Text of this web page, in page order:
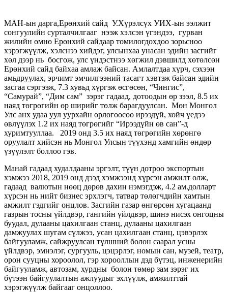
МАН-ын дарга,Ерөнхий сайд У.Хүрэлсүх УИХ-ын ээлжит
сонгуулийн сурталчилгааг нээж хэлсэн үгэндээ, гурван
жилийн өмнө Ерөнхий сайдаар томилогдохдоо зорьсноо
хэрэгжүүлж, хэлснээ хийдэг, улсынхаа унасан эдийн засгийг
хөл дээр нь босгож, улс үндэстнээ хөгжил дэвшилд хөтөлсөн
Ерөнхий сайд байхаа амлаж байсан. Амлалтдаа хүрч, сэхээн
амьдруулах, эрчимт эмчилгээний тасагт хэвтэж байсан эдийн
засгаа сэргээж, 7.3 хувьд хүргэж өсгөсөн, “Чингис”,
“Самурай”, “Дим сам” зэрэг гадаад, дотоодын өр зээл, 8.5 их
наяд төгрөгийн өр ширийг төлж барагдуулсан. Мөн Монгол
Улс анх удаа уул уурхайн орлогоосоо ирээдүй, хойч үедээ
өвлүүлэх 1.2 их наяд төгрөгийг “Ирээдүйн өв сан”-д
хуримтууллаа. 2019 онд 3.5 их наяд төгрөгийн хөрөнгө
оруулалт хийсэн нь Монгол Улсын түүхэнд хамгийн өндөр
үзүүлэлт боллоо гэв.
Манай гадаад худалдааны эргэлт, түүн дотроо экспортын
хэмжээ 2018, 2019 онд дээд хэмжээнд хүрсэн амжилт олж,
гадаад валютын нөөц дөрөв дахин нэмэгдэж, 4.2 ам.долларт
хүрсэн нь нийт бизнес эрхлэгч, татвар төлөгчдийн хамтын
амжилт гэдгийг онцлов. Засгийн газар өнгөрсөн хугацаанд
газрын тосны үйлдвэр, гангийн үйлдвэр, шинэ нисэх онгоцны
буудал, дулааны цахилгаан станц, дулааны цахилгаан
дамжуулах шугам сүлжээ, усан цахилгаан станц, цэвэрлэх
байгууламж, сайжруулсан түлшний болон саарал усны
үйлдвэр, эмнэлэг, сургууль, цэцэрлэг, номын сан, музей, театр,
орон сууцны хороолол, гэр хорооллын дэд бүтэц, инженерийн
байгууламж, автозам, хурдны болон төмөр зам зэрэг их
бүтээн байгуулалтын ажлуудыг эхлүүлж, амжилттай
хэрэгжүүлж байгааг онцоллоо.